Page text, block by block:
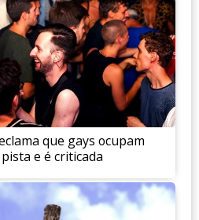
que gays ocupam
e é criticada